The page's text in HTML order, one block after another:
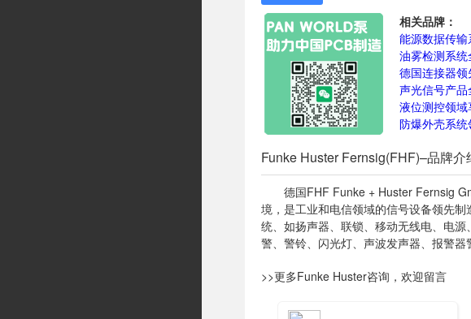
相关品牌：
能源数据传
油雾检测系
德国连接器
声光信号产
液位测控领
防爆外壳系
Funke Huster Fernsig(FHF)–品牌介
德国FHF Funke + Huster Fernsig
境，是工业和电信领域的信号设备领先
统、如扬声器、联锁、移动无线电、电
警、警铃、闪光灯、声波发声器、报警器
>>更多Funke Huster咨询，欢迎留言